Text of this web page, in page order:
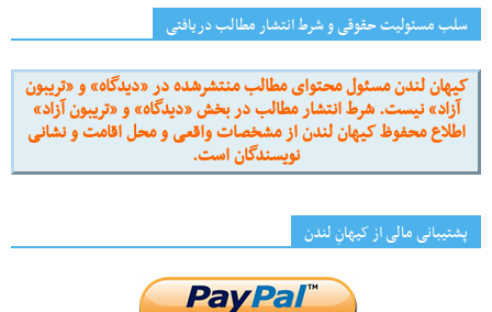
سلب مسئولیت حقوقی و شرط انتشار مطالب دریافتی
کیهان لندن مسئول محتوای مطالب منتشرشده در «دیدگاه» و «تریبون
آزاد» نیست. شرط انتشار مطالب در بخش «دیدگاه» و «تریبون آزاد»
اطلاع محفوظ کیهان لندن از مشخصات واقعی و محل اقامت و نشانی
نویسندگان است.
پشتیبانی مالی از کیهانِ لندن